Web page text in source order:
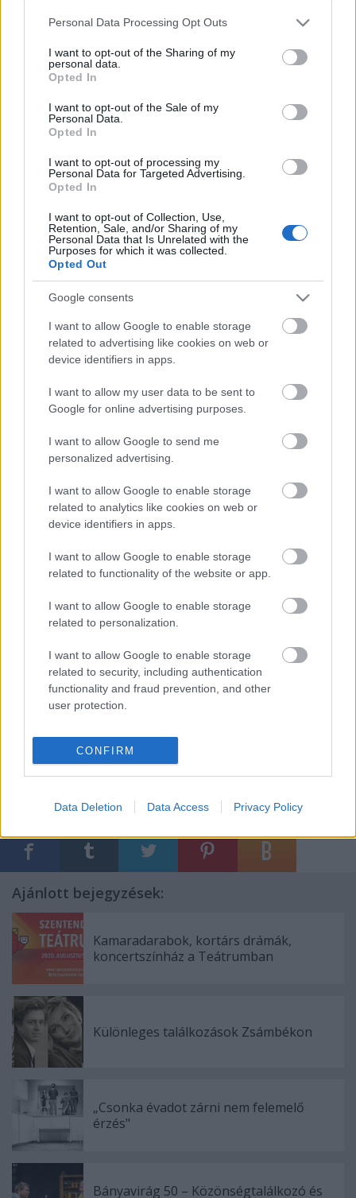
Please note that this website/app uses one or more Google
not limited to your visit or usage behaviour. You may click to
grant or deny consent to Google and its third-party tags to
use your data for below specified purposes in below Google
consent section.
Personal Data Processing Opt Outs
I want to opt-out of the Sharing of my
personal data.
Opted In
I want to opt-out of the Sale of my
Personal Data.
Opted In
I want to opt-out of processing my
Personal Data for Targeted Advertising.
Opted In
I want to opt-out of Collection, Use,
Retention, Sale, and/or Sharing of my
Personal Data that Is Unrelated with the
Purposes for which it was collected.
Opted Out
Google consents
I want to allow Google to enable storage
related to advertising like cookies on web or
device identifiers in apps.
I want to allow my user data to be sent to
Google for online advertising purposes.
I want to allow Google to send me
personalized advertising.
I want to allow Google to enable storage
related to analytics like cookies on web or
device identifiers in apps.
I want to allow Google to enable storage
related to functionality of the website or app.
I want to allow Google to enable storage
related to personalization.
I want to allow Google to enable storage
related to security, including authentication
functionality and fraud prevention, and other
user protection.
CONFIRM
Data Deletion Data Access Privacy Policy
A Kossuth Rádió Vers napról napra című műsorában
az archívumban őrzött mintegy hatvan
szonettfelvételből hangzik el válogatás. Az adott este
színre kerülő előadás előtt a 180 perc című
műsorban pedig beszélgetések hangzanak el.
Ittszínháztörténészek, színészek, rendezők
beszélgetnek a darabról, sőt Londonból is
bejelentkeznek a kollégák, vagy szó esik a gyulai
Shakespeare Fesztivál előadásairól is. Nagyon nehéz
volt kiválasztani azt az egy felvételt, amely végül
adásba kerül, a népszerűbb darabokból nem ritkán
tíz körüli előadást őriznek. De egy felvétel minden
Pintér Edina, a műsor kitalálója szerint fantasztikus
kincseket rejt az archívum, megőriztek például olyan
a BBC ajándékaként neves Shakespeare-rendezők és
színészek nyilatkozatai is fellelhetők. Számos idegen
nagymonológja megszólal majd angolul, oroszul,
franciául, spanyolul, olaszul, németül, és
természetesen magyarul is.
Népszava információ
Ajánlott bejegyzések:
Kamaradarabok, kortárs drámák,
koncertszínház a Teátrumban
Különleges találkozások Zsámbékon
„Csonka évadot zárni nem felemelő
érzés"
Bányavirág 50 – Közönségtalálkozó és